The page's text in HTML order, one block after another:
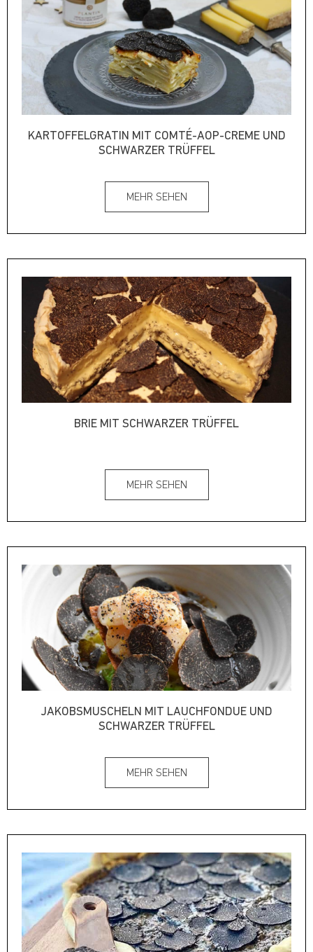
KARTOFFELGRATIN MIT COMTÉ-AOP-CREME UND
SCHWARZER TRÜFFEL
MEHR SEHEN
BRIE MIT SCHWARZER TRÜFFEL
MEHR SEHEN
JAKOBSMUSCHELN MIT LAUCHFONDUE UND
SCHWARZER TRÜFFEL
MEHR SEHEN